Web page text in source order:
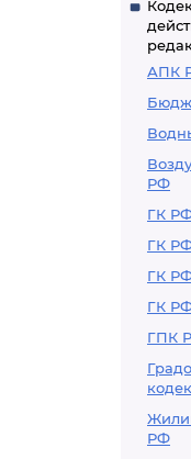
АПК
РФ
ГК РФ
ГК
ГК
ГК
ГПК
РФ